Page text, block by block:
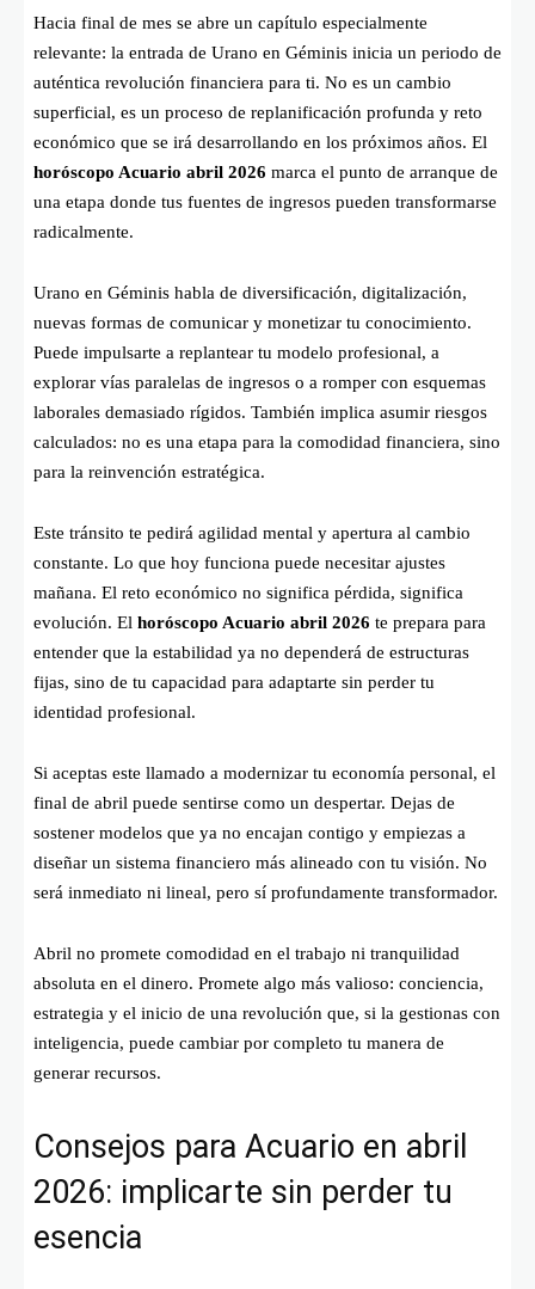
Hacia final de mes se abre un capítulo especialmente
relevante: la entrada de Urano en Géminis inicia un periodo de
auténtica revolución financiera para ti. No es un cambio
superficial, es un proceso de replanificación profunda y reto
económico que se irá desarrollando en los próximos años. El
horóscopo Acuario abril 2026 marca el punto de arranque de
una etapa donde tus fuentes de ingresos pueden transformarse
radicalmente.
Urano en Géminis habla de diversificación, digitalización,
nuevas formas de comunicar y monetizar tu conocimiento.
Puede impulsarte a replantear tu modelo profesional, a
explorar vías paralelas de ingresos o a romper con esquemas
laborales demasiado rígidos. También implica asumir riesgos
calculados: no es una etapa para la comodidad financiera, sino
para la reinvención estratégica.
Este tránsito te pedirá agilidad mental y apertura al cambio
constante. Lo que hoy funciona puede necesitar ajustes
mañana. El reto económico no significa pérdida, significa
evolución. El horóscopo Acuario abril 2026 te prepara para
entender que la estabilidad ya no dependerá de estructuras
fijas, sino de tu capacidad para adaptarte sin perder tu
identidad profesional.
Si aceptas este llamado a modernizar tu economía personal, el
final de abril puede sentirse como un despertar. Dejas de
sostener modelos que ya no encajan contigo y empiezas a
diseñar un sistema financiero más alineado con tu visión. No
será inmediato ni lineal, pero sí profundamente transformador.
Abril no promete comodidad en el trabajo ni tranquilidad
absoluta en el dinero. Promete algo más valioso: conciencia,
estrategia y el inicio de una revolución que, si la gestionas con
inteligencia, puede cambiar por completo tu manera de
generar recursos.
Consejos para Acuario en abril
2026: implicarte sin perder tu
esencia